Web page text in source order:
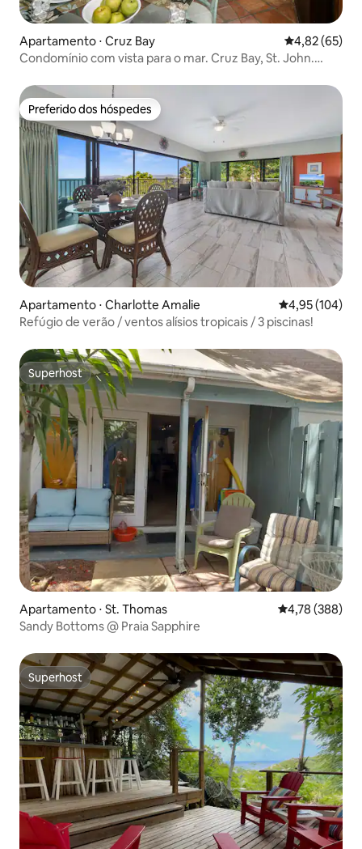
Apartamento ⋅ Cruz Bay 4,82 de uma
4,82 (65)
Condomínio com vista para o mar. Cruz Bay, St. John.
Preferido dos hóspedes
Preferido dos hóspedes
Apartamento ⋅ Charlotte Amalie 4,95 de uma
4,95 (104)
Refúgio de verão / ventos alísios tropicais / 3 piscinas!
Superhost
Superhost
Apartamento ⋅ St. Thomas 4,78 de uma
4,78 (388)
Sandy Bottoms @ Praia Sapphire
Superhost
Superhost